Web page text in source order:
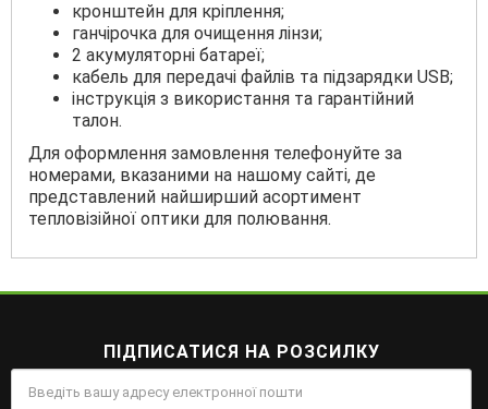
кронштейн для кріплення;
ганчірочка для очищення лінзи;
2 акумуляторні батареї;
кабель для передачі файлів та підзарядки USB;
інструкція з використання та гарантійний
талон.
Для оформлення замовлення телефонуйте за
номерами, вказаними на нашому сайті, де
представлений найширший асортимент
тепловізійної оптики для полювання.
ПІДПИСАТИСЯ НА РОЗСИЛКУ